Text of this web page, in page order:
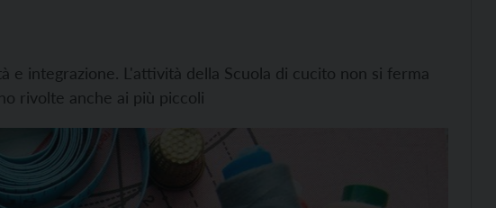
e integrazione. L'attività della Scuola di cucito non si ferma
rivolte anche ai più piccoli